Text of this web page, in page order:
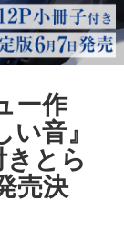
ー作
音』
とら
売決